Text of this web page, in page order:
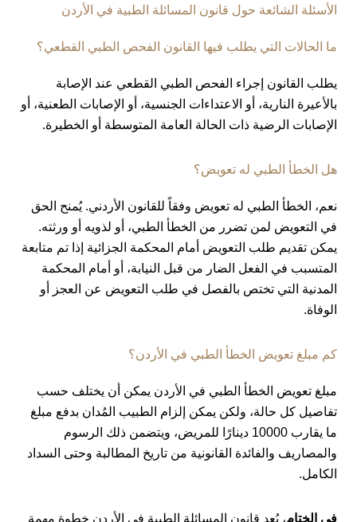
الأسئلة الشائعة حول قانون المسائلة الطبية في الأردن
ما الحالات التي يطلب فيها القانون الفحص الطبي القطعي؟
يطلب القانون إجراء الفحص الطبي القطعي عند الإصابة
بالأعيرة النارية، أو الاعتداءات الجنسية، أو الإصابات الطعنية، أو
الإصابات الرضية ذات الحالة العامة المتوسطة أو الخطيرة.
هل الخطأ الطبي له تعويض؟
نعم، الخطأ الطبي له تعويض وفقاً للقانون الأردني. يُمنح الحق
في التعويض لمن تضرر من الخطأ الطبي، أو لذويه أو ورثته.
يمكن تقديم طلب التعويض أمام المحكمة الجزائية إذا تم متابعة
المتسبب في الفعل الضار من قبل النيابة، أو أمام المحكمة
المدنية التي تختص بالفصل في طلب التعويض عن العجز أو
الوفاة.
كم مبلغ تعويض الخطأ الطبي في الأردن؟
مبلغ تعويض الخطأ الطبي في الأردن يمكن أن يختلف حسب
تفاصيل كل حالة، ولكن يمكن إلزام الطبيب المُدان بدفع مبلغ
ما يقارب 10000 دينارًا للمريض، ويتضمن ذلك الرسوم
والمصاريف والفائدة القانونية من تاريخ المطالبة وحتى السداد
الكامل.
في الختام، يُعد قانون المسائلة الطبية في الأردن خطوة مهمة